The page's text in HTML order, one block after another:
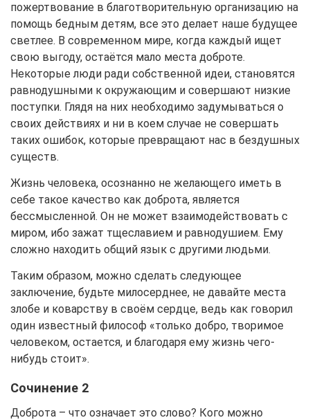
пожертвование в благотворительную организацию на
помощь бедным детям, все это делает наше будущее
светлее. В современном мире, когда каждый ищет
свою выгоду, остаётся мало места доброте.
Некоторые люди ради собственной идеи, становятся
равнодушными к окружающим и совершают низкие
поступки. Глядя на них необходимо задумываться о
своих действиях и ни в коем случае не совершать
таких ошибок, которые превращают нас в бездушных
существ.
Жизнь человека, осознанно не желающего иметь в
себе такое качество как доброта, является
бессмысленной. Он не может взаимодействовать с
миром, ибо зажат тщеславием и равнодушием. Ему
сложно находить общий язык с другими людьми.
Таким образом, можно сделать следующее
заключение, будьте милосерднее, не давайте места
злобе и коварству в своём сердце, ведь как говорил
один известный философ «только добро, творимое
человеком, остается, и благодаря ему жизнь чего-
нибудь стоит».
Сочинение 2
Доброта – что означает это слово? Кого можно